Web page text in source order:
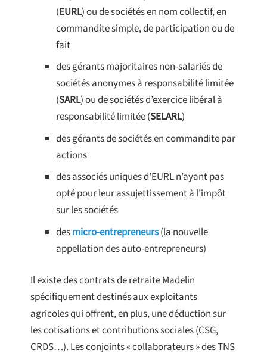
(EURL) ou de sociétés en nom collectif, en
commandite simple, de participation ou de
fait
des gérants majoritaires non-salariés de
sociétés anonymes à responsabilité limitée
(SARL) ou de sociétés d’exercice libéral à
responsabilité limitée (SELARL)
des gérants de sociétés en commandite par
actions
des associés uniques d’EURL n’ayant pas
opté pour leur assujettissement à l’impôt
sur les sociétés
desmicro-entrepreneurs(la nouvelle
appellation des auto-entrepreneurs)
Il existe des contrats de retraite Madelin
spécifiquement destinés aux exploitants
agricoles qui offrent, en plus, une déduction sur
les cotisations et contributions sociales (CSG,
CRDS…). Les conjoints « collaborateurs » des TNS